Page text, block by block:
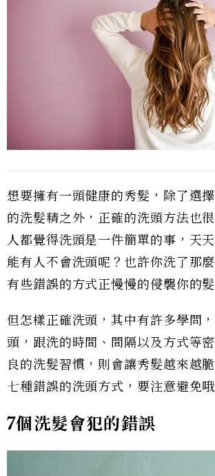
想要擁有一頭健康的秀髮，除了選
的洗髮精之外，正確的洗頭方法也
人都覺得洗頭是一件簡單的事，天
能有人不會洗頭呢？也許你洗了那
有些錯誤的方式正慢慢的侵襲你的
但怎樣正確洗頭，其中有許多學問
頭，跟洗的時間、間隔以及方式等
良的洗髮習慣，則會讓秀髮越來越
七種錯誤的洗頭方式，要注意避免哦
7個洗髮會犯的錯誤